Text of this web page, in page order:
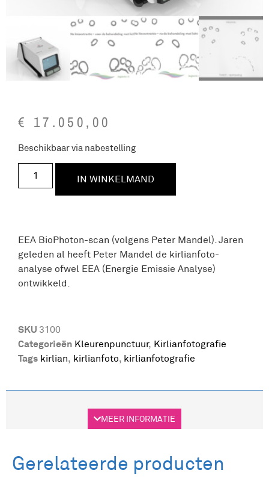
€ 17.050,00
Beschikbaar via nabestelling
IN WINKELMAND
EEA BioPhoton-scan (volgens Peter Mandel). Jaren
geleden al heeft Peter Mandel de kirlianfoto-
analyse ofwel EEA (Energie Emissie Analyse)
ontwikkeld.
SKU 3100
Categorieën Kleurenpunctuur, Kirlianfotografie
Tags kirlian, kirlianfoto, kirlianfotografie
Aanvullende informatie
Beschrijving
MEER INFORMATIE
Gerelateerde producten